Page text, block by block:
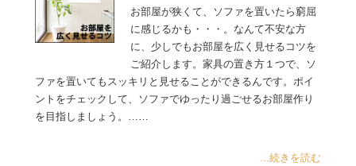
お部屋が狭くて、ソファを置いたら窮屈
に感じるかも・・・。なんて不安な方
に、少しでもお部屋を広く見せるコツを
ご紹介します。家具の置き方１つで、ソ
ファを置いてもスッキリと見せることができるんです。ポイ
ントをチェックして、ソファでゆったり過ごせるお部屋作り
を目指しましょう。……
...続きを読む